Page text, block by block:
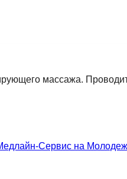
массажа.
Сервис на